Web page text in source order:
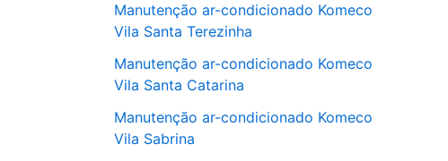
Manutenção ar-condicionado Komeco
Vila Santa Terezinha
Manutenção ar-condicionado Komeco
Vila Santa Catarina
Manutenção ar-condicionado Komeco
Vila Sabrina